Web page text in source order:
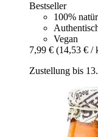
Bestseller
100%
Vegan
7,99 € (14,53 € /
Zustellung bis